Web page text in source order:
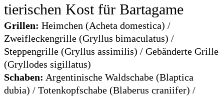
tierischen Kost für Bartagame
Grillen: Heimchen (Acheta domestica) /
Zweifleckengrille (Gryllus bimaculatus) /
Steppengrille (Gryllus assimilis) / Gebänderte Grille
(Gryllodes sigillatus)
Schaben: Argentinische Waldschabe (Blaptica
dubia) / Totenkopfschabe (Blaberus craniifer) /